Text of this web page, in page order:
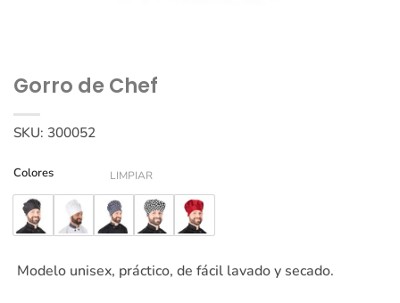
Gorro de Chef
SKU: 300052
Colores LIMPIAR
Modelo unisex, práctico, de fácil lavado y secado.